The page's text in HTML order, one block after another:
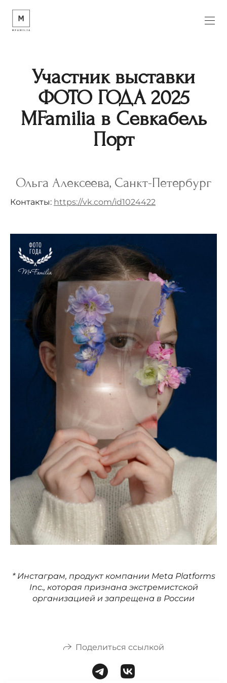
Участник выставки
ФОТО ГОДА 2025
MFamilia в Севкабель
Порт
Ольга Алексеева, Санкт-Петербург
Контакты: https://vk.com/id1024422
* Инстаграм, продукт компании Meta Platforms
Inc., которая признана экстремистской
организацией и запрещена в России
Поделиться ссылкой